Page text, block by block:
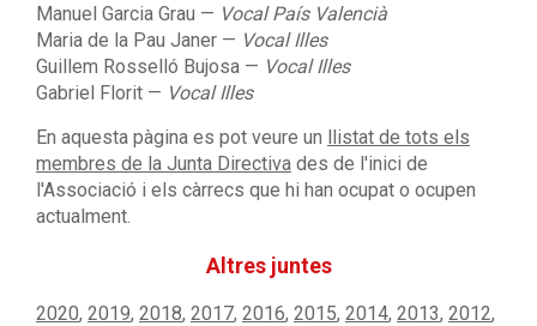
Manuel Garcia Grau — Vocal País Valencià
Maria de la Pau Janer — Vocal Illes
Guillem Rosselló Bujosa — Vocal Illes
Gabriel Florit — Vocal Illes
En aquesta pàgina es pot veure un llistat de tots els
membres de la Junta Directiva des de l'inici de
l'Associació i els càrrecs que hi han ocupat o ocupen
actualment.
Altres juntes
2020, 2019, 2018, 2017, 2016, 2015, 2014, 2013, 2012,